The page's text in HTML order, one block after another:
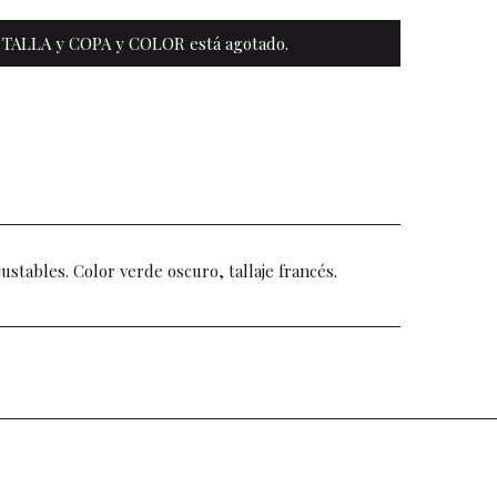
y COPA y COLOR está agotado.
Color verde oscuro, tallaje francés.